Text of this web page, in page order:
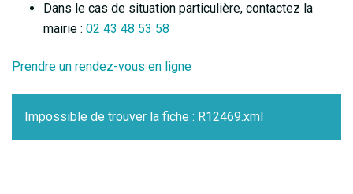
Dans le cas de situation particulière, contactez la
mairie : 02 43 48 53 58
Prendre un rendez-vous en ligne
Impossible de trouver la fiche : R12469.xml